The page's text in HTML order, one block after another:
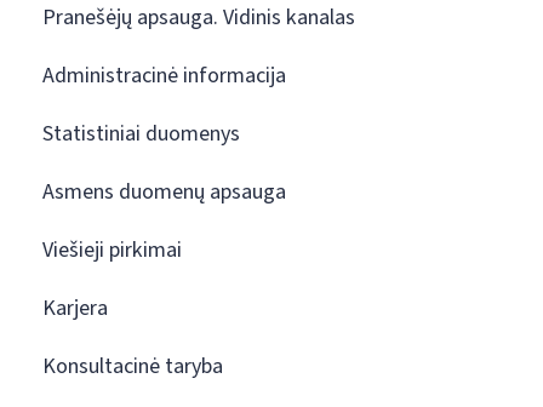
Pranešėjų apsauga. Vidinis kanalas
Administracinė informacija
Statistiniai duomenys
Asmens duomenų apsauga
Viešieji pirkimai
Karjera
Konsultacinė taryba